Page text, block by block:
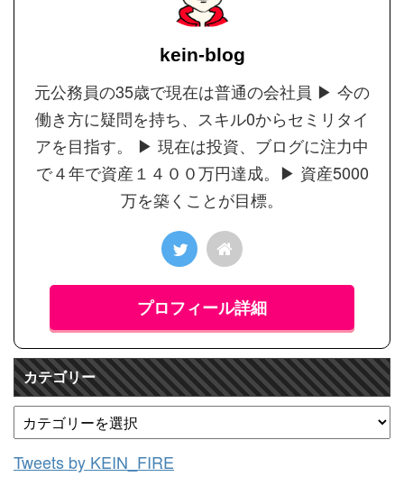
kein-blog
元公務員の35歳で現在は普通の会社員 ▶︎ 今の
働き方に疑問を持ち、スキル0からセミリタイ
アを目指す。 ▶︎ 現在は投資、ブログに注力中
で４年で資産１４００万円達成。▶︎ 資産5000
万を築くことが目標。
プロフィール詳細
カテゴリー
Tweets by KEIN_FIRE